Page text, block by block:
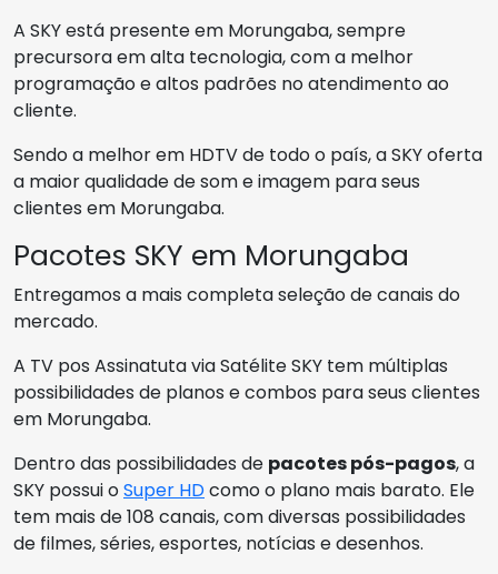
A SKY está presente em Morungaba, sempre
precursora em alta tecnologia, com a melhor
programação e altos padrões no atendimento ao
cliente.
Sendo a melhor em HDTV de todo o país, a SKY oferta
a maior qualidade de som e imagem para seus
clientes em Morungaba.
Pacotes SKY em Morungaba
Entregamos a mais completa seleção de canais do
mercado.
A TV pos Assinatuta via Satélite SKY tem múltiplas
possibilidades de planos e combos para seus clientes
em Morungaba.
Dentro das possibilidades de pacotes pós-pagos, a
SKY possui oSuper HDcomo o plano mais barato. Ele
tem mais de 108 canais, com diversas possibilidades
de filmes, séries, esportes, notícias e desenhos.